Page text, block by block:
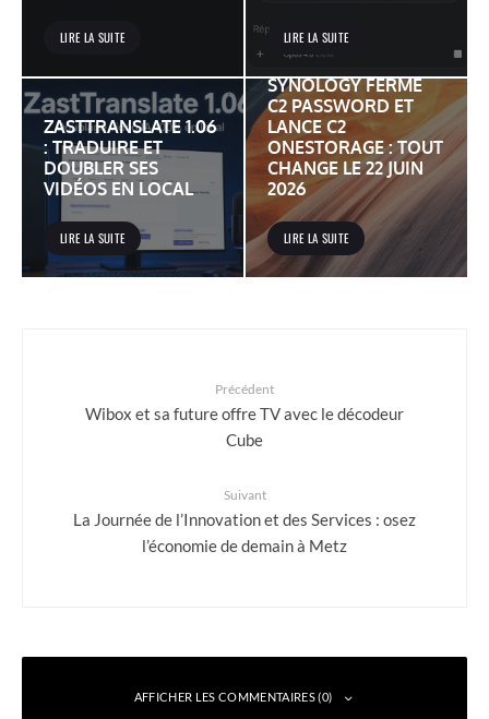
LIRE LA SUITE LIRE LA SUITE
ZASTTRANSLATE 1.06
: TRADUIRE ET
DOUBLER SES
VIDÉOS EN LOCAL
LIRE LA SUITE
SYNOLOGY FERME
C2 PASSWORD ET
LANCE C2
ONESTORAGE : TOUT
CHANGE LE 22 JUIN
2026
LIRE LA SUITE
Précédent
Wibox et sa future offre TV avec le décodeur
Cube
Suivant
La Journée de l’Innovation et des Services : osez
l’économie de demain à Metz
AFFICHER LES COMMENTAIRES (0)